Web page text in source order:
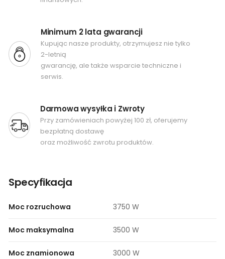
Minimum 2 lata gwarancji
Kupując nasze produkty, otrzymujesz nie tylko
2-letnią
gwarancję, ale także wsparcie techniczne i
serwis.
Darmowa wysyłka i Zwroty
Przy zamówieniach powyżej 100 zł, oferujemy
bezpłatną dostawę
oraz możliwość zwrotu produktów.
Specyfikacja
Moc rozruchowa 3750 W
Moc maksymalna 3500 W
Moc znamionowa 3000 W